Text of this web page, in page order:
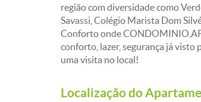
região com diversidade como
Savassi, Colégio Marista Dom
Conforto onde
conforto, lazer, segurança já visto
uma visita no local!
Localização do